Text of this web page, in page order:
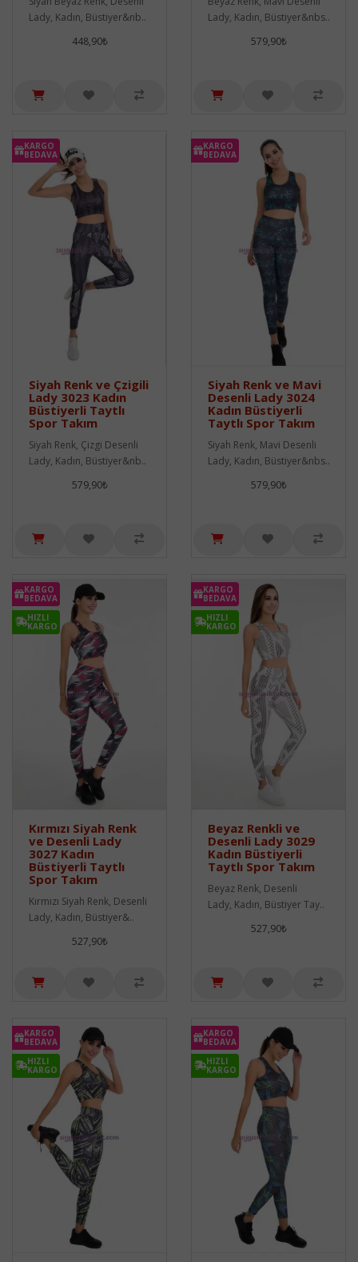
Lady, Kadın, Büstiyer&nb..
448,90₺
Lady, Kadın, Büstiyer&nbs..
579,90₺
KARGO
BEDAVA
Siyah Renk ve Çzigili
Lady 3023 Kadın
Büstiyerli Taytlı
Spor Takım
Siyah Renk, Çizgi Desenli
Lady, Kadın, Büstiyer&nb..
579,90₺
KARGO
BEDAVA
Siyah Renk ve Mavi
Desenli Lady 3024
Kadın Büstiyerli
Taytlı Spor Takım
Siyah Renk, Mavi Desenli
Lady, Kadın, Büstiyer&nbs..
579,90₺
KARGO
BEDAVA
HIZLI
KARGO
Kırmızı Siyah Renk
ve Desenli Lady
3027 Kadın
Büstiyerli Taytlı
Spor Takım
Kırmızı Siyah Renk, Desenli
Lady, Kadın, Büstiyer&..
527,90₺
KARGO
BEDAVA
HIZLI
KARGO
Beyaz Renkli ve
Desenli Lady 3029
Kadın Büstiyerli
Taytlı Spor Takım
Beyaz Renk, Desenli
Lady, Kadın, Büstiyer Tay..
527,90₺
KARGO
BEDAVA
HIZLI
KARGO
KARGO
BEDAVA
HIZLI
KARGO